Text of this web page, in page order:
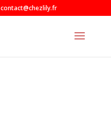
contact@chezlily.fr